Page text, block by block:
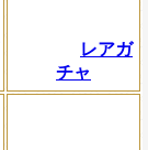
レアガ
チャ